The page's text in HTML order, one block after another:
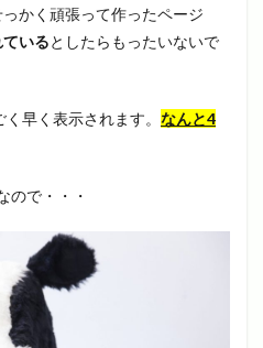
かく頑張って作ったページ
いるとしたらもったいないで
早く表示されます。 なんと4
ので・・・